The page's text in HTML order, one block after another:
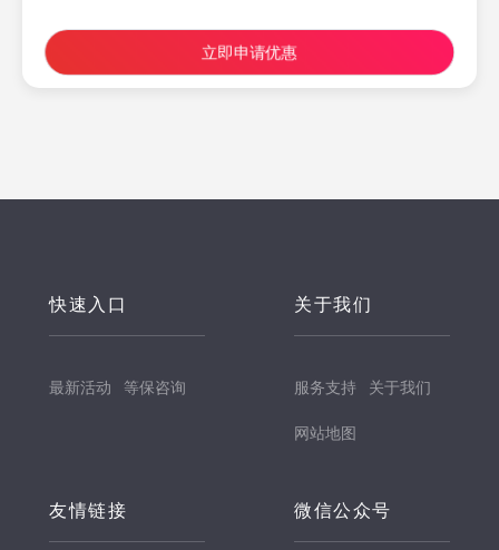
立即申请优惠
快速入口
最新活动 等保咨询
关于我们
服务支持 关于我们
网站地图
友情链接 微信公众号